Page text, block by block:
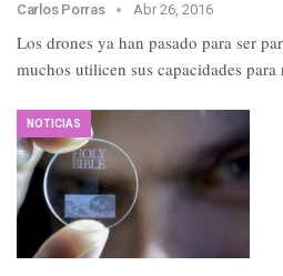
Carlos Porras Abr 26, 2016
Los drones ya han pasado para ser
muchos utilicen sus capacidades
NOTICIAS